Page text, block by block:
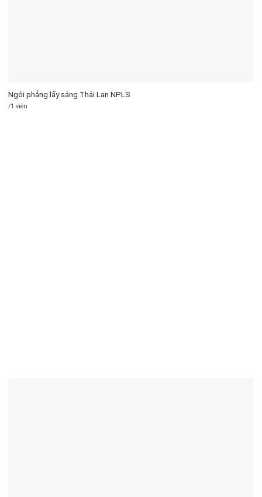
Ngói phẳng lấy sáng Thái Lan NPLS
/1 viên